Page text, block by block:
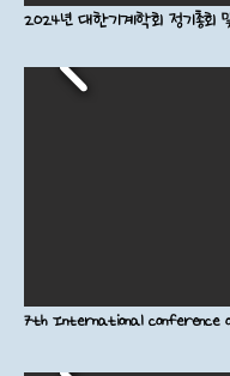
2024년 대한기계학회 정기총회
7th International conference